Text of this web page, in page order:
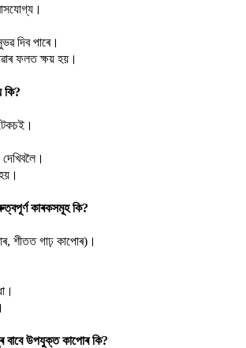
দিব পাৰে।
ফলত ক্ষয় হয়।
কি?
কাৰকসমূহ কি?
শীতত গাঢ় কাপোৰ)।
উপযুক্ত কাপোৰ কি?